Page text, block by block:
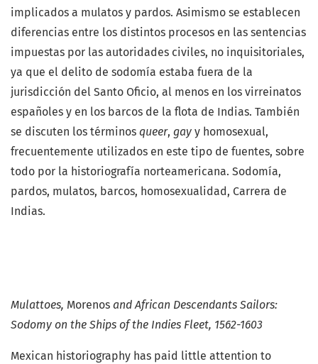
implicados a mulatos y pardos. Asimismo se establecen
diferencias entre los distintos procesos en las sentencias
impuestas por las autoridades civiles, no inquisitoriales,
ya que el delito de sodomía estaba fuera de la
jurisdicción del Santo Oficio, al menos en los virreinatos
españoles y en los barcos de la flota de Indias. También
se discuten los términos queer, gay y homosexual,
frecuentemente utilizados en este tipo de fuentes, sobre
todo por la historiografía norteamericana. Sodomía,
pardos, mulatos, barcos, homosexualidad, Carrera de
Indias.
Mulattoes, Morenos and African Descendants Sailors:
Sodomy on the Ships of the Indies Fleet, 1562-1603
Mexican historiography has paid little attention to